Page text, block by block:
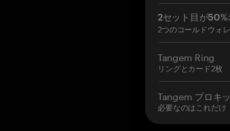
2セット目が50%
2つのコールドウォ
Tangem Ring
リングとカード2枚
Tangem プロキ
必要なのはこれだけ